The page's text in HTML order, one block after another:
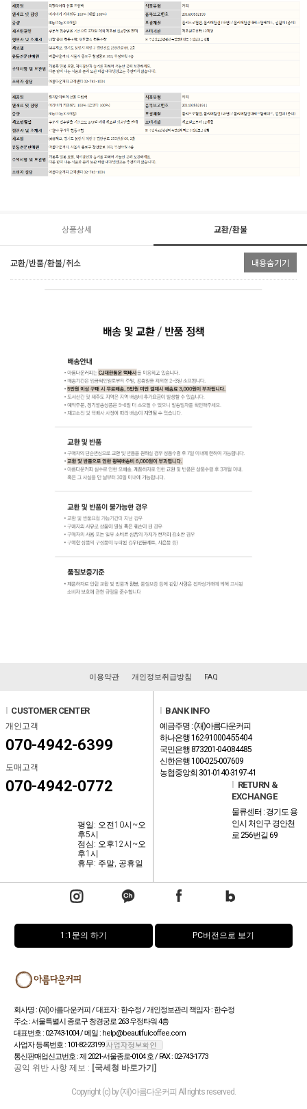
상품상세 교환/환불
교환/반품/환불/취소 내용숨기기
이용약관 개인정보취급방침 FAQ
CUSTOMER CENTER
개인고객
070-4942-6399
도매고객
070-4942-0772
평일: 오전10시~오
후5시
점심: 오후12시~오
후1시
휴무: 주말, 공휴일
BANK INFO
예금주명 : (재)아름다운커피
하나은행 162-910004-55404
국민은행 873201-04-084485
신한은행 100-025-007609
농협중앙회 301-0140-3197-41
RETURN &
EXCHANGE
물류센터 : 경기도 용
인시 처인구 경안천
로 256번길 69
1:1문의 하기 PC버전으로 보기
회사명 : (재)아름다운커피 / 대표자 : 한수정 / 개인정보관리 책임자 : 한수정
주소 : 서울특별시 종로구 창경궁로 263 우정타워 4층
대표번호 : 02-743-1004 / 메일 : help@beautifulcoffee.com
사업자 등록번호 : 101-82-23199
통신판매업신고번호 : 제 2021-서울종로-0104 호 / FAX : 02-743-1773
공익 위반 사항 제보 : [국세청 바로가기]
Copyright (c) by (재)아름다운커피 All rights reserved.